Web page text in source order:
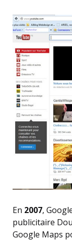
En 2007,
publicitaire
Google Maps